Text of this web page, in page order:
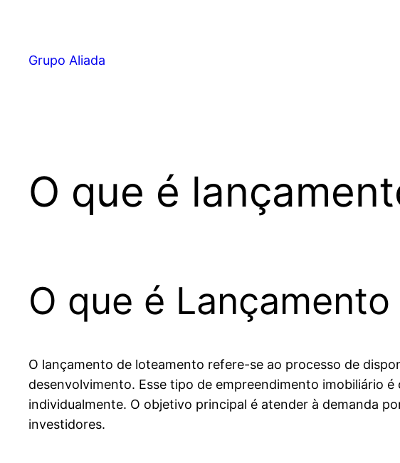
Grupo Aliada
O que é
O que é
O lançamento de loteamento refere-se ao processo de
desenvolvimento. Esse tipo de empreendimento imobiliário
individualmente. O objetivo principal é atender à demanda
investidores.